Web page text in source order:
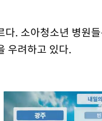
다. 소아청소년 병원
우려하고 있다.